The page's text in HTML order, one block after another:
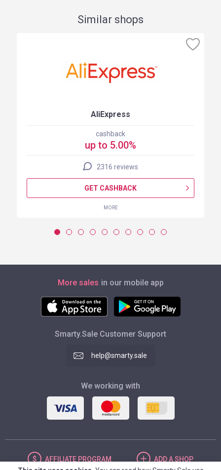
Similar shops
AliExpress
cashback
up to 5.00%
2316 reviews
GET CASHBACK
MORE
More sales in our mobile app
Smarty.Sale Customer Support
help@smarty.sale
We working with
AFFILIATE PROGRAM ADDA SHOP